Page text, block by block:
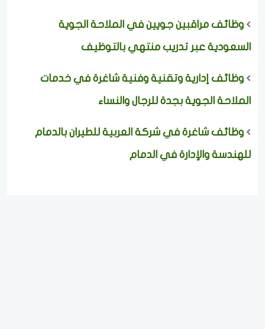
وظائف مراقبين جويين في الملاحة الجوية
السعودية عبر تدريب منتهي بالتوظيف
وظائف إدارية وتقنية وفنية شاغرة في خدمات
الملاحة الجوية بجدة للرجال والنساء
وظائف شاغرة في شركة العربية للطيران بالدمام
للهندسة والإدارة في الدمام